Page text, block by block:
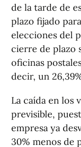
de la tarde de
plazo fijado
elecciones del
cierre de plazo
oficinas
decir, un
La caída en los
previsible,
empresa ya
30% menos de